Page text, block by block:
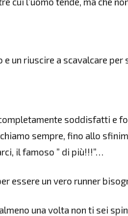
e un riuscire a scavalcare
soddisfatti e
sempre, fino allo
il famoso ” di più!!!”…
essere un vero runner
una volta non ti sei